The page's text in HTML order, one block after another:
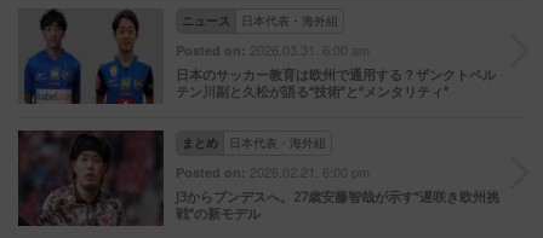
ニュース 日本代表・海外組
Posted on: 2026.03.31. 6:00 am
日本のサッカー教育は欧州で通用する？ザンクトペル
テン川副と久松が語る“技術”と“メンタリティ”
まとめ 日本代表・海外組
Posted on: 2026.02.21. 6:00 pm
J3からブンデスへ。27歳安藤智哉が示す“遅咲き欧州挑
戦”の新モデル